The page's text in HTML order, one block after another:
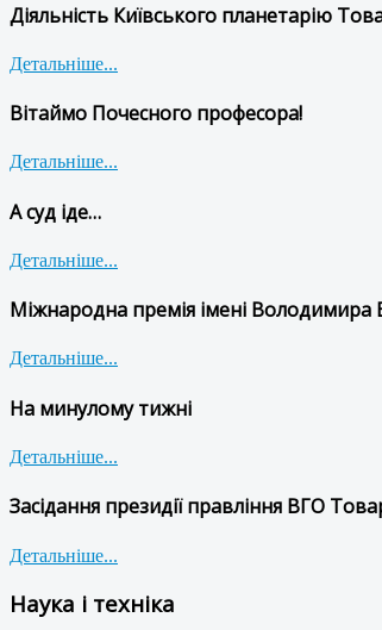
Діяльність Київського планетарію
Детальніше...
Вітаймо Почесного професора!
Детальніше...
А суд іде…
Детальніше...
Міжнародна премія імені Володимира
Детальніше...
На минулому тижні
Детальніше...
Засідання президії правління ВГО
Детальніше...
Наука і техніка